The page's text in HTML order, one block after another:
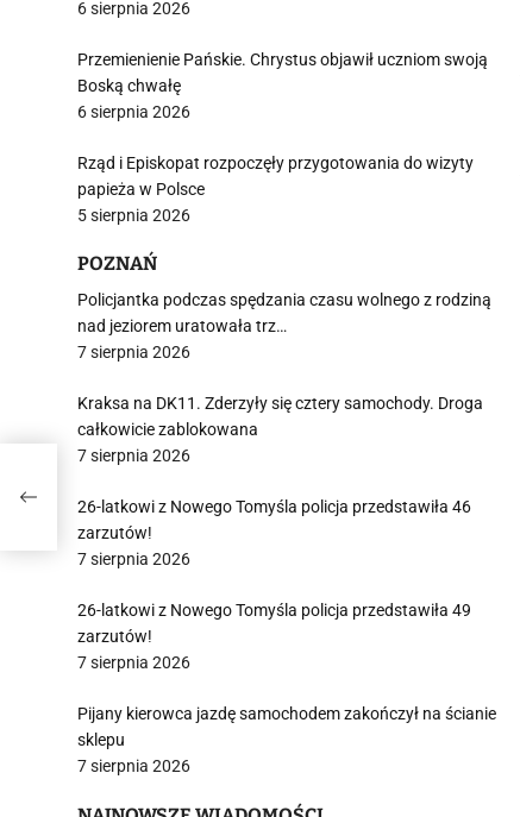
6 sierpnia 2026
Przemienienie Pańskie. Chrystus objawił uczniom swoją
Boską chwałę
6 sierpnia 2026
Rząd i Episkopat rozpoczęły przygotowania do wizyty
papieża w Polsce
5 sierpnia 2026
POZNAŃ
Policjantka podczas spędzania czasu wolnego z rodziną
nad jeziorem uratowała trz…
7 sierpnia 2026
Kraksa na DK11. Zderzyły się cztery samochody. Droga
całkowicie zablokowana
7 sierpnia 2026
26-latkowi z Nowego Tomyśla policja przedstawiła 46
zarzutów!
7 sierpnia 2026
26-latkowi z Nowego Tomyśla policja przedstawiła 49
zarzutów!
7 sierpnia 2026
Pijany kierowca jazdę samochodem zakończył na ścianie
sklepu
7 sierpnia 2026